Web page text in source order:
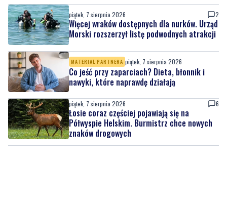
piątek, 7 sierpnia 2026 2
Więcej wraków dostępnych dla nurków. Urząd
Morski rozszerzył listę podwodnych atrakcji
MATERIAŁ PARTNERA piątek, 7 sierpnia 2026
Co jeść przy zaparciach? Dieta, błonnik i
nawyki, które naprawdę działają
piątek, 7 sierpnia 2026 6
Łosie coraz częściej pojawiają się na
Półwyspie Helskim. Burmistrz chce nowych
znaków drogowych